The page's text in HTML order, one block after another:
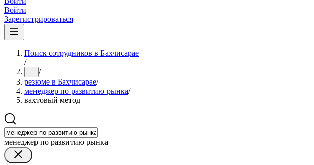
Войти
Зарегистрироваться
Поиск сотрудников в Бахчисарае
/
... /
резюме в Бахчисарае/
менеджер по развитию рынка/
вахтовый метод
менеджер по развитию рынка